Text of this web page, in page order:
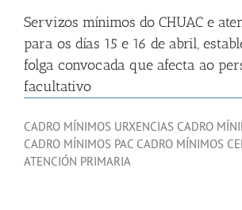
Servizos mínimos do CHUAC e
para os días 15 e 16 de abril,
folga convocada que afecta ao
facultativo
CADRO MÍNIMOS URXENCIAS CADRO
CADRO MÍNIMOS PAC CADRO MÍNIMOS
ATENCIÓN PRIMARIA